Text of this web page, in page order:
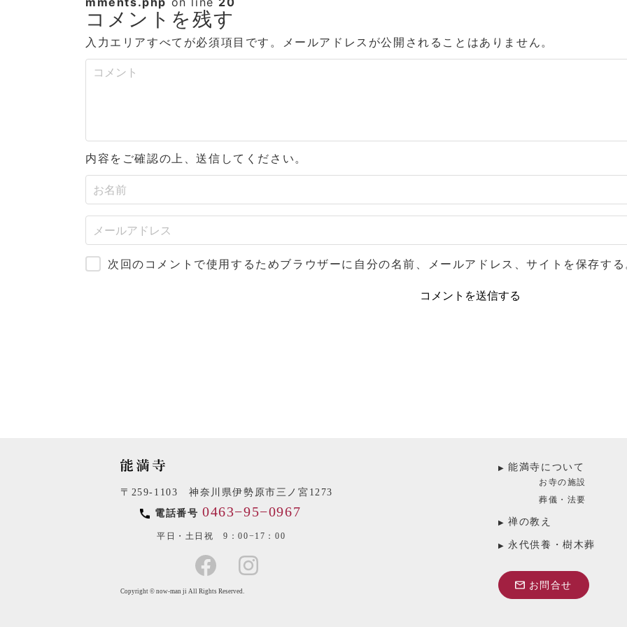
コメントを残す
入力エリアすべてが必須項目です。メールアドレスが公開されることはありません。
内容をご確認の上、送信してください。
次回のコメントで使用するためブラウザーに自分の名前、メールアドレス、サイトを保存す
〒259-1103 神奈川県伊勢原市三ノ宮1273
電話番号 0463−95−0967
平日・土日祝 9：00−17：00
Copyright © now-man ji All Rights Reserved.
能満寺について
お寺の施設
葬儀・法要
禅の教え
永代供養・樹木葬
お問合せ